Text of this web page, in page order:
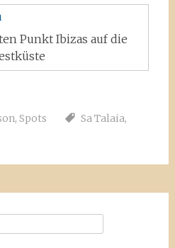
Punkt Ibizas auf die
, Spots Sa Talaia,